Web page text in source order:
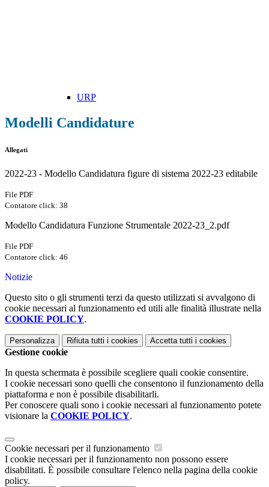
URP
Modelli Candidature
Allegati
2022-23 - Modello Candidatura figure di sistema 2022-23 editabile
File PDF
Contatore click: 38
Modello Candidatura Funzione Strumentale 2022-23_2.pdf
File PDF
Contatore click: 46
Notizie
Questo sito o gli strumenti terzi da questo utilizzati si avvalgono di
cookie necessari al funzionamento ed utili alle finalità illustrate nella
COOKIE POLICY.
Personalizza Rifiuta tutti i cookies Accetta tutti i cookies
Gestione cookie
In questa schermata è possibile scegliere quali cookie consentire.
I cookie necessari sono quelli che consentono il funzionamento della
piattaforma e non è possibile disabilitarli.
Per conoscere quali sono i cookie necessari al funzionamento potete
visionare la COOKIE POLICY.
Cookie necessari per il funzionamento
I cookie necessari per il funzionamento non possono essere
disabilitati. È possibile consultare l'elenco nella pagina della cookie
policy.